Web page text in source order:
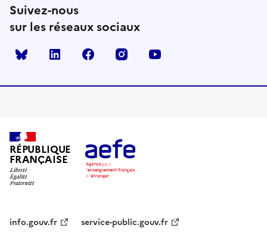
Suivez-nous
sur les réseaux sociaux
Bluesky linkedin facebook instagram
RÉPUBLIQUE
FRANÇAISE
info.gouv.fr service-public.gouv.fr